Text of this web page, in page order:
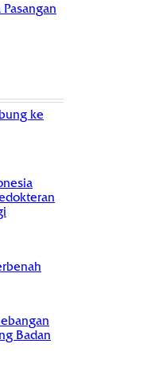
ke
Badan